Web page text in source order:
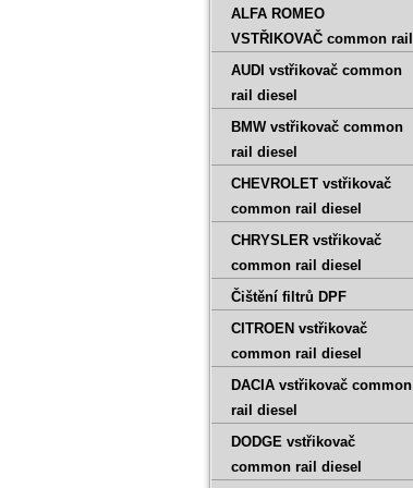
ALFA ROMEO
VSTŘIKOVAČ common rail
AUDI vstřikovač common
rail diesel
BMW vstřikovač common
rail diesel
CHEVROLET vstřikovač
common rail diesel
CHRYSLER vstřikovač
common rail diesel
Čištění filtrů DPF
CITROEN vstřikovač
common rail diesel
DACIA vstřikovač common
rail diesel
DODGE vstřikovač
common rail diesel